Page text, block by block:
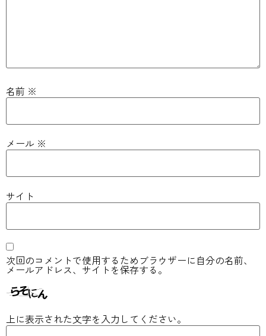
名前 ※
メール ※
サイト
次回のコメントで使用するためブラウザーに自分の名前、
メールアドレス、サイトを保存する。
上に表示された文字を入力してください。